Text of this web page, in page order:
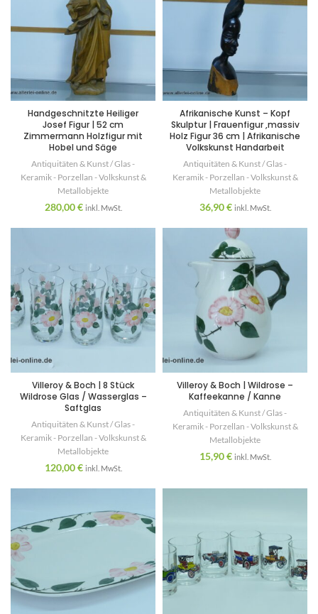
Handgeschnitzte Heiliger
Josef Figur | 52 cm
Zimmermann Holzfigur mit
Hobel und Säge
Antiquitäten & Kunst / Glas -
Keramik - Porzellan - Volkskunst &
Metallobjekte
280,00€ inkl. MwSt.
Afrikanische Kunst – Kopf
Skulptur | Frauenfigur ,massiv
Holz Figur 36 cm | Afrikanische
Volkskunst Handarbeit
Antiquitäten & Kunst / Glas -
Keramik - Porzellan - Volkskunst &
Metallobjekte
36,90€ inkl. MwSt.
Villeroy & Boch | 8 Stück
Wildrose Glas / Wasserglas –
Saftglas
Antiquitäten & Kunst / Glas -
Keramik - Porzellan - Volkskunst &
Metallobjekte
120,00€ inkl. MwSt.
Villeroy & Boch | Wildrose –
Kaffeekanne / Kanne
Antiquitäten & Kunst / Glas -
Keramik - Porzellan - Volkskunst &
Metallobjekte
15,90€ inkl. MwSt.